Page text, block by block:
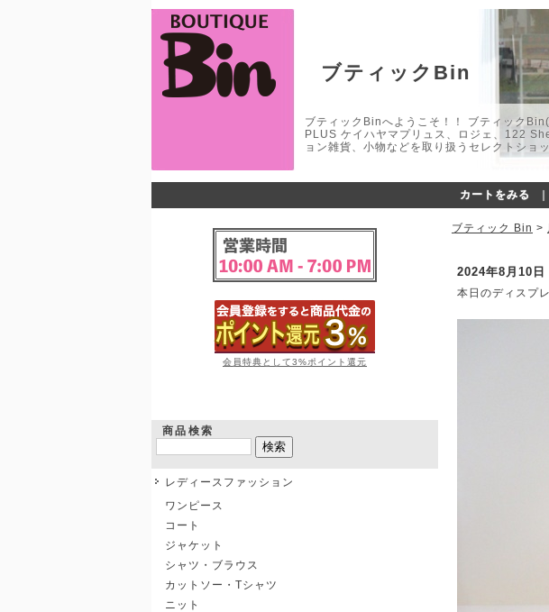
ブティックBin
ブティックBinへようこそ！！ ブティック
PLUS ケイハヤマプリュス、ロジェ、122
ョン雑貨、小物などを取り扱うセレクトシ
カートをみる
会員特典として3%ポイント還元
商品検索
レディースファッション
ワンピース
コート
ジャケット
シャツ・ブラウス
カットソー・Tシャツ
ニット
ブティック Bin >
2024年8月10日
本日のディスプレ